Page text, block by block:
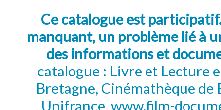
Ce catalogue est
manquant, un problème lié à
des informations et
catalogue : Livre et Lecture
Bretagne, Cinémathèque de
Unifrance, www.film-